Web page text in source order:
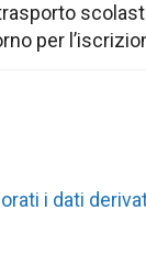
per
i dati